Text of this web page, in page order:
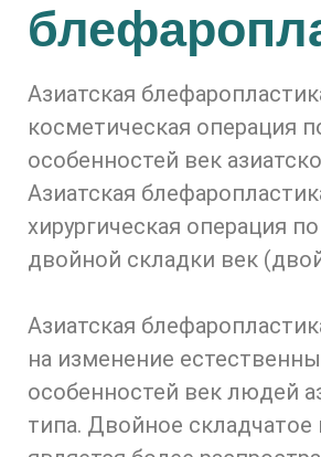
Азиатская
косметическая операция
особенностей век
Азиатская
хирургическая операция
двойной складки век
Азиатская
на изменение
особенностей век людей
типа. Двойное складчатое